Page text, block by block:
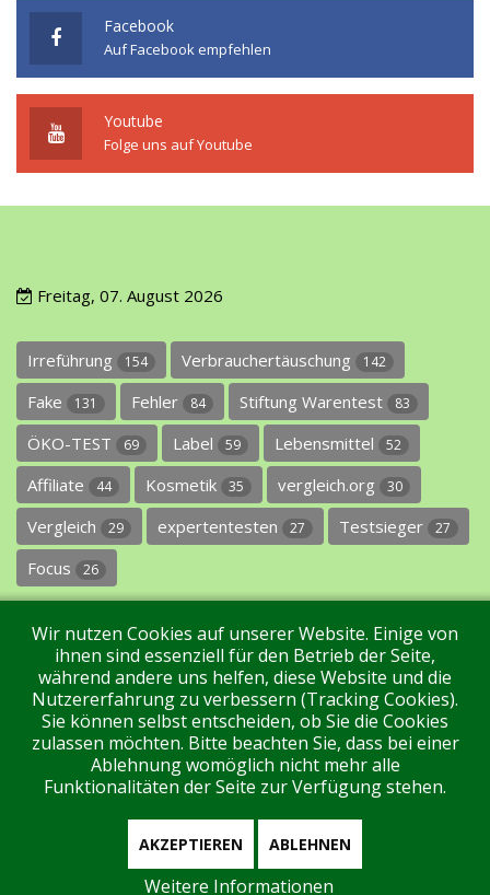
Facebook
Auf Facebook empfehlen
Youtube
Folge uns auf Youtube
Freitag, 07. August 2026
Irreführung 154 Verbrauchertäuschung 142
Fake 131 Fehler 84 Stiftung Warentest 83
ÖKO-TEST 69 Label 59 Lebensmittel 52
Affiliate 44 Kosmetik 35 vergleich.org 30
Vergleich 29 expertentesten 27 Testsieger 27
Focus 26
Impressum Datenschutz Über uns Kontakt
Tags Unterstützen Sie uns! Login
Aktuell sind 126 Gäste und keine Mitglieder online
Wir nutzen Cookies auf unserer Website. Einige von
ihnen sind essenziell für den Betrieb der Seite,
während andere uns helfen, diese Website und die
Nutzererfahrung zu verbessern (Tracking Cookies).
Sie können selbst entscheiden, ob Sie die Cookies
zulassen möchten. Bitte beachten Sie, dass bei einer
Ablehnung womöglich nicht mehr alle
Funktionalitäten der Seite zur Verfügung stehen.
AKZEPTIEREN ABLEHNEN
Weitere Informationen